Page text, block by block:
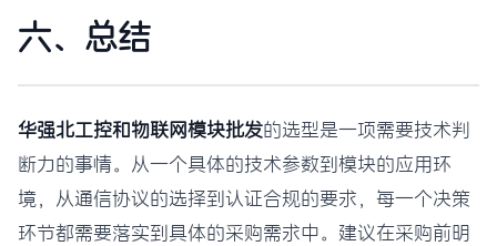
六、总结
华强北工控和物联网模块批发的选型是一项需要技术判
断力的事情。从一个具体的技术参数到模块的应用环
境，从通信协议的选择到认证合规的要求，每一个决策
环节都需要落实到具体的采购需求中。建议在采购前明